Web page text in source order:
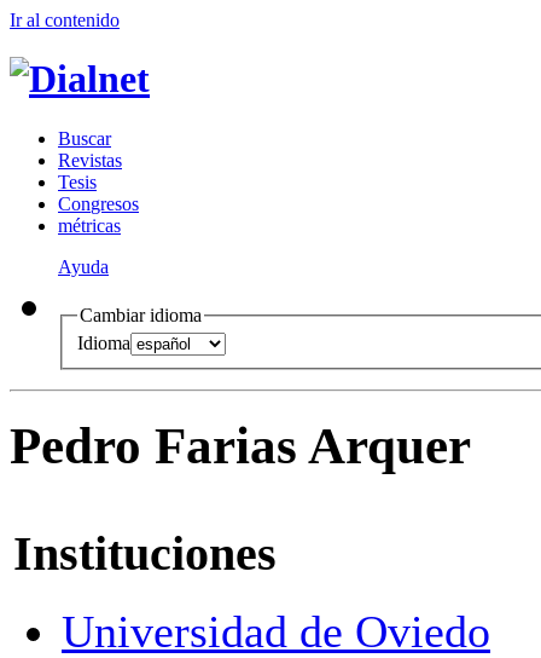
Ir al contenido
Buscar
Revistas
Tesis
Congresos
métricas
Ayuda
Cambiar idioma
Idioma
Pedro Farias Arquer
Instituciones
Universidad de Oviedo